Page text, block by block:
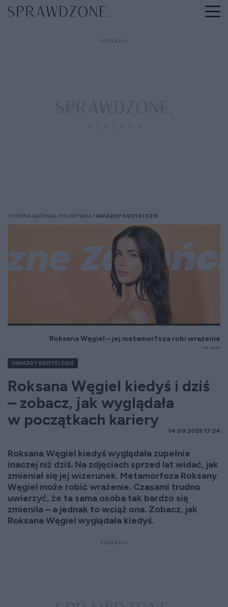
STRONA GŁÓWNA ROZRYWKA GWIAZDY KIEDYŚ I DZIŚ
Roksana Węgiel – jej metamorfoza robi wrażenie
Fot. AKPA
GWIAZDY KIEDYŚ I DZIŚ
Roksana Węgiel kiedyś i dziś
– zobacz, jak wyglądała
w początkach kariery
14.09.2025 17:24
Roksana Węgiel kiedyś wyglądała zupełnie
inaczej niż dziś. Na zdjęciach sprzed lat widać, jak
zmieniał się jej wizerunek. Metamorfoza Roksany
Węgiel może robić wrażenie. Czasami trudno
uwierzyć, że ta sama osoba tak bardzo się
zmieniła – a jednak to wciąż ona. Zobacz, jak
Roksana Węgiel wyglądała kiedyś.